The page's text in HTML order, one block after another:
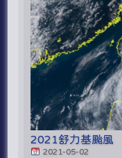
2021舒力基颱風
2021-05-02